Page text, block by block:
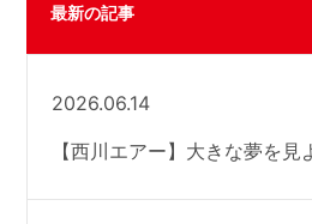
最新の記事
2026.06.14
【西川エアー】大きな夢を